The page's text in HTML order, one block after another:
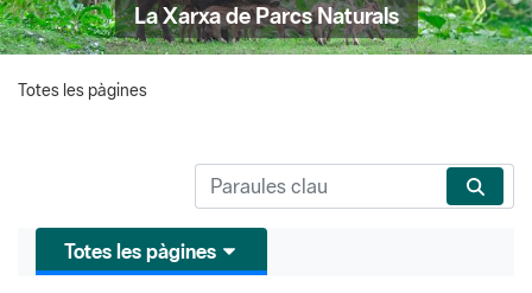
La Xarxa de Parcs Naturals
Totes les pàgines
Totes les pàgines